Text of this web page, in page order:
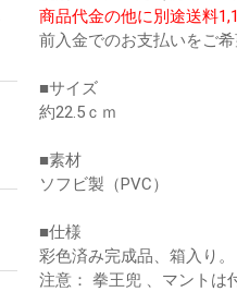
商品代金の他に別途送料
前入金でのお支払いをご
■サイズ
約22.5ｃｍ
■素材
ソフビ製（PVC）
■仕様
彩色済み完成品、箱入り。
注意： 拳王兜 、マントは